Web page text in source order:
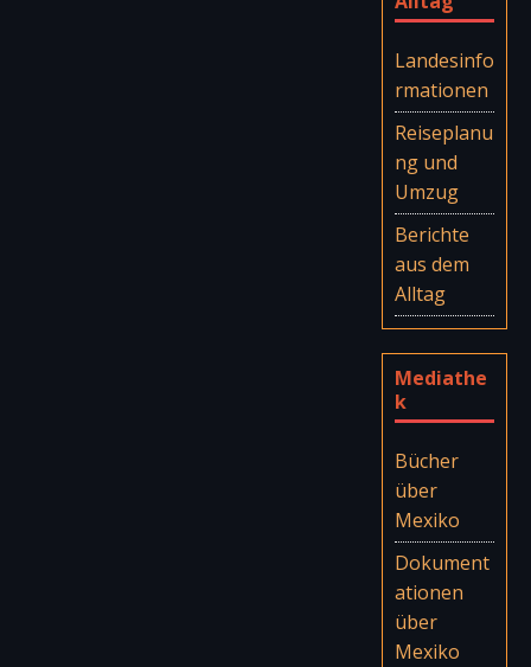
Landesinfo
rmationen
Reiseplanu
ng und
Umzug
Berichte
aus dem
Alltag
Mediathe
k
Bücher
über
Mexiko
Dokument
ationen
über
Mexiko